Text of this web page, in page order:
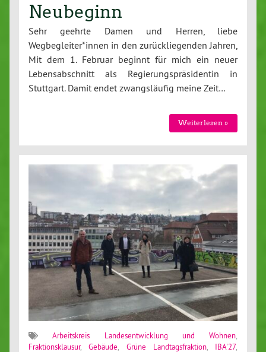
Neubeginn
Sehr geehrte Damen und Herren, liebe
Wegbegleiter*innen in den zurückliegenden Jahren,
Mit dem 1. Februar beginnt für mich ein neuer
Lebensabschnitt als Regierungspräsidentin in
Stuttgart. Damit endet zwangsläufig meine Zeit…
Weiterlesen »
Arbeitskreis Landesentwicklung und Wohnen
Fraktionsklausur,Gebäude Grüne Landtagsfraktion, IBA'27,